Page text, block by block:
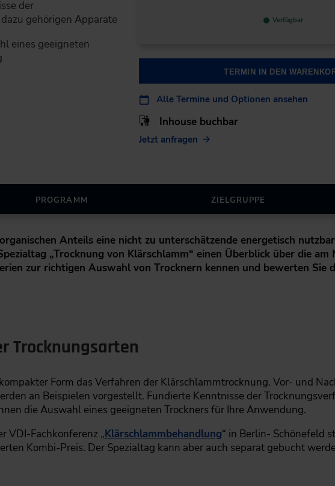
der
gehörigen Apparate
eines geeigneten
Verfügbar
TERMIN IN DEN
Alle Termine und Optionen ansehen
Inhouse buchbar
Jetzt anfragen
PROGRAMM ZIELGRUPPE
Anteils eine nicht zu unterschätzende energetisch
„Trocknung von Klärschlamm“ einen Überblick über die
zur richtigen Auswahl von Trocknern kennen und bewerten Sie
Trocknungsarten
Form das Verfahren der Klärschlammtrocknung. Vor- und
an Beispielen vorgestellt. Fundierte Kenntnisse der
die Auswahl eines geeigneten Trockners für Ihre Anwendung.
VDI-Fachkonferenz „Klärschlammbehandlung“ in Berlin- Schönefeld
Kombi-Preis. Der Spezialtag kann aber auch separat gebucht